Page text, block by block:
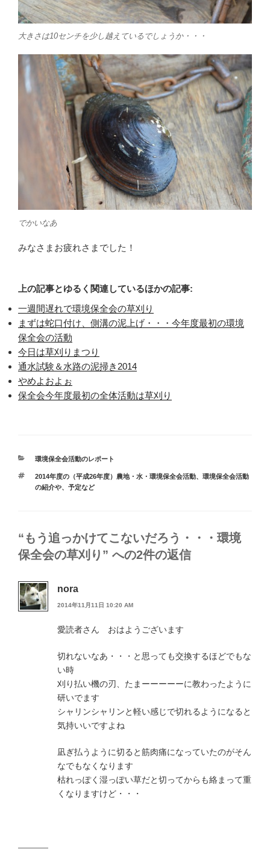
大きさは10センチを少し越えているでしょうか・・・
でかいなあ
みなさまお疲れさまでした！
上の記事とゆるく関連しているほかの記事:
一週間遅れで環境保全会の草刈り
まずは蛇口付け、側溝の泥上げ・・・今年度最初の環境
保全会の活動
今日は草刈りまつり
通水試験＆水路の泥掃き2014
やめよおよぉ
保全会今年度最初の全体活動は草刈り
カ
ゴ
リ
環境保全会活動のレポート
タ
グ
2014年度の（平成26年度）農地・水・環境保全会活動、 環境保全会活動
の紹介や、予定など
“もう追っかけてこないだろう・・・環境
保全会の草刈り” への2件の返信
nora
2014年11月11日 10:20 AM
愛読者さん おはようございます
切れないなあ・・・と思っても交換するほどでもな
い時
刈り払い機の刃、たまーーーーーに教わったように
研いでます
シャリンシャリンと軽い感じで切れるようになると
気持いいですよね
凪ぎ払うように切ると筋肉痛になっていたのがそん
なでもなくなります
枯れっぽく湿っぽい草だと切ってからも絡まって重
くなりますけど・・・